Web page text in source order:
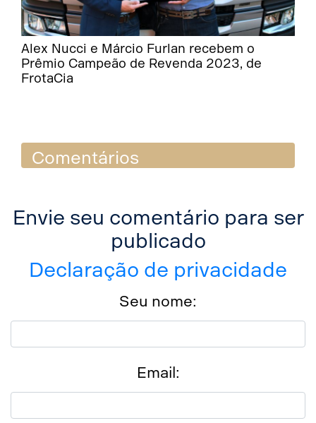
Alex Nucci e Márcio Furlan recebem o
Prêmio Campeão de Revenda 2023, de
FrotaCia
Comentários
Envie seu comentário para ser
publicado
Declaração de privacidade
Seu nome:
Email: